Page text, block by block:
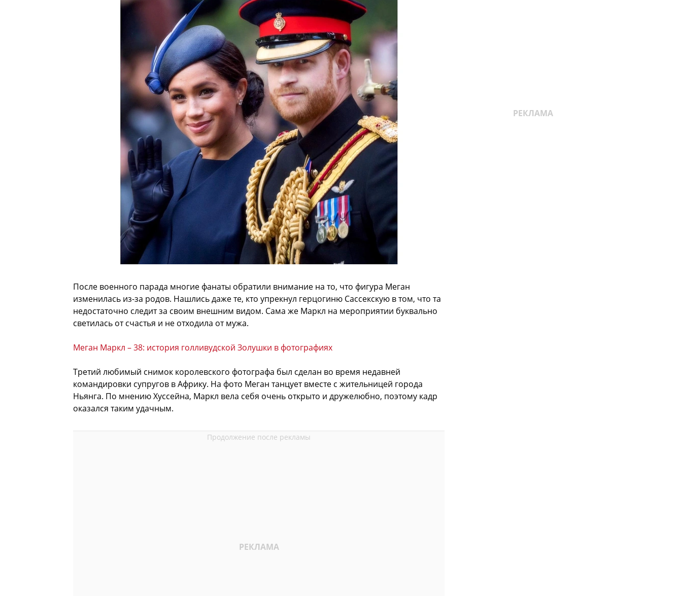
После военного парада многие фанаты обратили внимание на то, что фигура Меган
изменилась из-за родов. Нашлись даже те, кто упрекнул герцогиню Сассекскую в том, что та
недостаточно следит за своим внешним видом. Сама же Маркл на мероприятии буквально
светилась от счастья и не отходила от мужа.
Меган Маркл – 38: история голливудской Золушки в фотографиях
Третий любимый снимок королевского фотографа был сделан во время недавней
командировки супругов в Африку. На фото Меган танцует вместе с жительницей города
Ньянга. По мнению Хуссейна, Маркл вела себя очень открыто и дружелюбно, поэтому кадр
оказался таким удачным.